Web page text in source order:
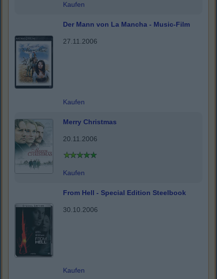
Kaufen
Der Mann von La Mancha - Music-Film
27.11.2006
Kaufen
Merry Christmas
20.11.2006
Kaufen
From Hell - Special Edition Steelbook
30.10.2006
Kaufen